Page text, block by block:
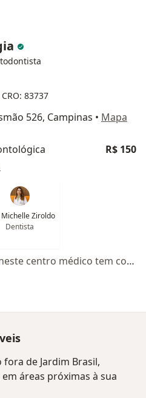
83737
526, Campinas • Mapa
R$ 150
Michelle Ziroldo
Dentista
Nenhum profissional neste centro médico tem consultas disponíveis
fora de Jardim Brasil,
em áreas próximas à sua